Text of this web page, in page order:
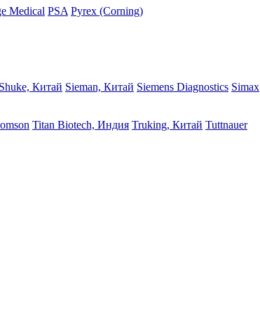
Medical PSA Pyrex (Corning)
Shuke, Китай Sieman, Китай Siemens Diagnostics Simax
Titan Biotech, Индия Truking, Китай Tuttnauer